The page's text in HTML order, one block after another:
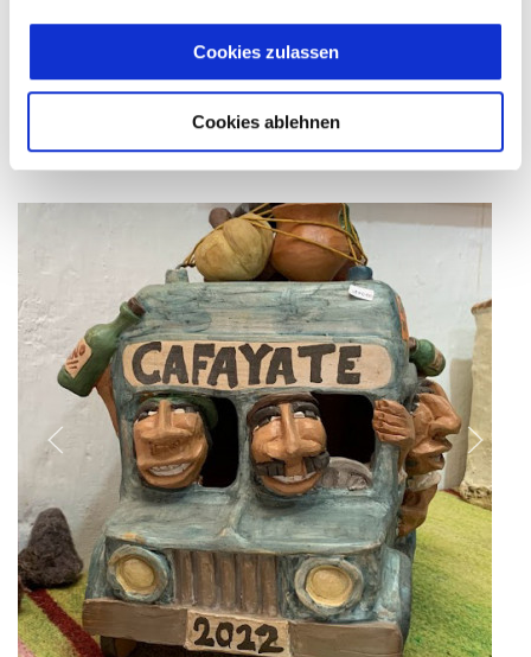
Cookies zulassen
Cookies ablehnen
Eindrücke Ihrer Reise